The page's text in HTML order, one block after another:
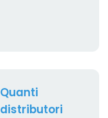
Quanti
distributori